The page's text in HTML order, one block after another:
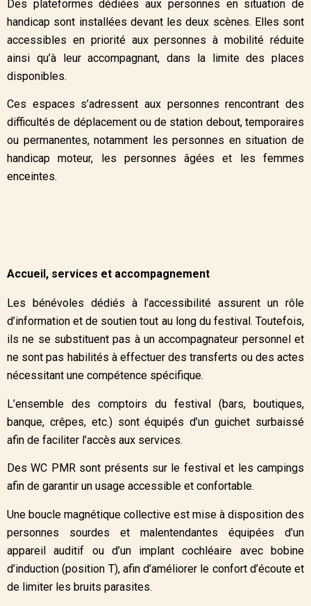
Des plateformes dédiées aux personnes en situation de
handicap sont installées devant les deux scènes. Elles sont
accessibles en priorité aux personnes à mobilité réduite
ainsi qu’à leur accompagnant, dans la limite des places
disponibles.
Ces espaces s’adressent aux personnes rencontrant des
difficultés de déplacement ou de station debout, temporaires
ou permanentes, notamment les personnes en situation de
handicap moteur, les personnes âgées et les femmes
enceintes.
Accueil, services et accompagnement
Les bénévoles dédiés à l’accessibilité assurent un rôle
d’information et de soutien tout au long du festival. Toutefois,
ils ne se substituent pas à un accompagnateur personnel et
ne sont pas habilités à effectuer des transferts ou des actes
nécessitant une compétence spécifique.
L’ensemble des comptoirs du festival (bars, boutiques,
banque, crêpes, etc.) sont équipés d’un guichet surbaissé
afin de faciliter l’accès aux services.
Des WC PMR sont présents sur le festival et les campings
afin de garantir un usage accessible et confortable.
Une boucle magnétique collective est mise à disposition des
personnes sourdes et malentendantes équipées d’un
appareil auditif ou d’un implant cochléaire avec bobine
d’induction (position T), afin d’améliorer le confort d’écoute et
de limiter les bruits parasites.